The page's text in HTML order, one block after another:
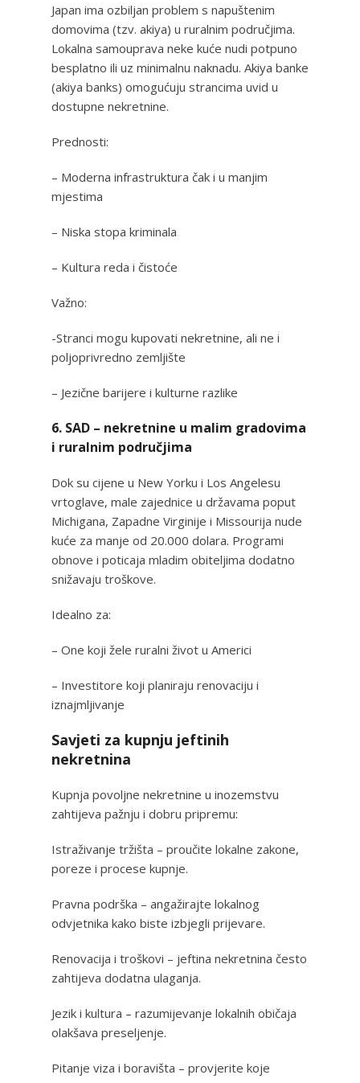
Japan ima ozbiljan problem s napuštenim
domovima (tzv. akiya) u ruralnim područjima.
Lokalna samouprava neke kuće nudi potpuno
besplatno ili uz minimalnu naknadu. Akiya banke
(akiya banks) omogućuju strancima uvid u
dostupne nekretnine.
Prednosti:
– Moderna infrastruktura čak i u manjim
mjestima
– Niska stopa kriminala
– Kultura reda i čistoće
Važno:
-Stranci mogu kupovati nekretnine, ali ne i
poljoprivredno zemljište
– Jezične barijere i kulturne razlike
6. SAD – nekretnine u malim gradovima
i ruralnim područjima
Dok su cijene u New Yorku i Los Angelesu
vrtoglave, male zajednice u državama poput
Michigana, Zapadne Virginije i Missourija nude
kuće za manje od 20.000 dolara. Programi
obnove i poticaja mladim obiteljima dodatno
snižavaju troškove.
Idealno za:
– One koji žele ruralni život u Americi
– Investitore koji planiraju renovaciju i
iznajmljivanje
Savjeti za kupnju jeftinih
nekretnina
Kupnja povoljne nekretnine u inozemstvu
zahtijeva pažnju i dobru pripremu:
Istraživanje tržišta – proučite lokalne zakone,
poreze i procese kupnje.
Pravna podrška – angažirajte lokalnog
odvjetnika kako biste izbjegli prijevare.
Renovacija i troškovi – jeftina nekretnina često
zahtijeva dodatna ulaganja.
Jezik i kultura – razumijevanje lokalnih običaja
olakšava preseljenje.
Pitanje viza i boravišta – provjerite koje